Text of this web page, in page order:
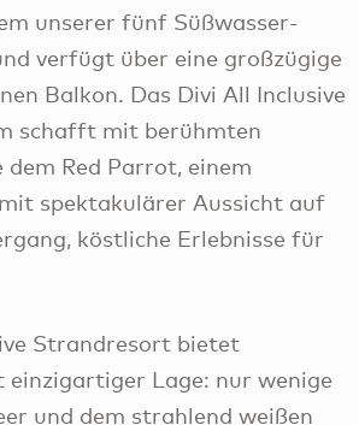
unserer fünf Süßwasser-
verfügt über eine großzügige
Balkon. Das Divi All Inclusive
schafft mit berühmten
Red Parrot, einem
spektakulärer Aussicht auf
köstliche Erlebnisse für
Strandresort bietet
Lage: nur wenige
und dem strahlend weißen